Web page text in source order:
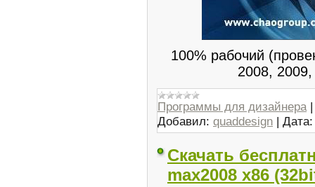
100% рабочий
2008,
Программы для дизайнера
Добавил: quaddesign | Дата:
Скачать
max2008 x86